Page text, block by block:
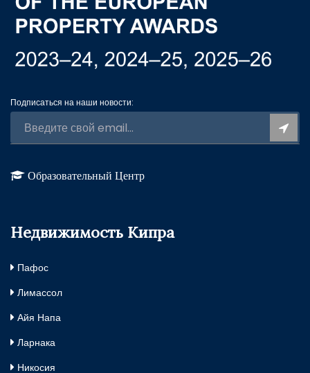
Подписаться на наши новости:
Образовательный Центр
Недвижимость Кипра
Пафос
Лимассол
Айя Напа
Ларнака
Никосия